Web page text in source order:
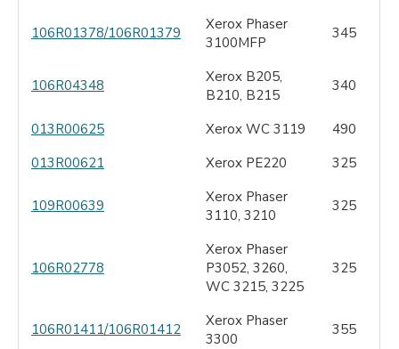
106R01378/106R01379
Xerox Phaser
3100MFP
345
106R04348
Xerox B205,
B210, B215
340
013R00625 Xerox WC 3119
490
013R00621
Xerox PE220 325
109R00639
Xerox Phaser
3110, 3210
325
106R02778
Xerox Phaser
P3052, 3260,
WC 3215, 3225
325
106R01411/106R01412
Xerox Phaser
3300
355